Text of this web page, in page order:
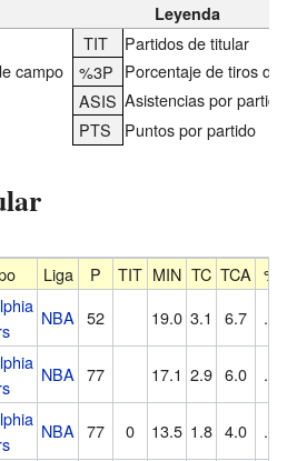
Leyenda
TIT
Partidos de titular
campo %3P Porcentaje de tiros de
ASIS Asistencias por partido
PTS Puntos por partido
Liga P TIT MIN TC TCA
NBA 52 19.0 3.1 6.7
NBA 77 17.1 2.9 6.0
NBA 77 0 13.5 1.8 4.0